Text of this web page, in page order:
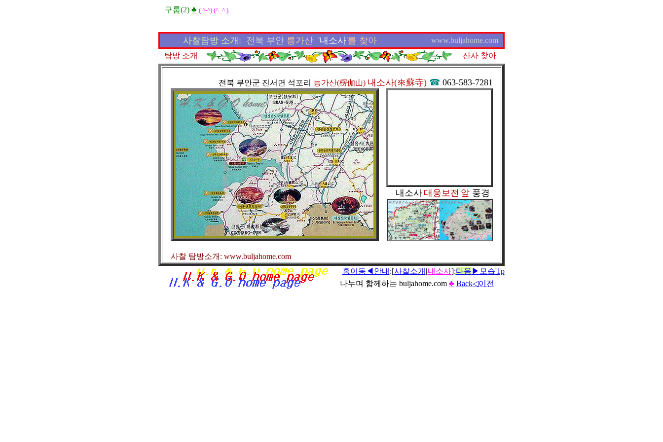
구룹(2) ♣ ( ^-^) (^_^ )
사찰탐방 소개: 전북 부안 릉가산 '내소사'를 찾아
www.buljahome.com
탐방 소개
산사 찾아
전북 부안군 진서면 석포리 능가산(楞伽山) 내소사(來蘇寺) ☎ 063-583-7281
내소사 대웅보전 앞 풍경
사찰 탐방소개: www.buljahome.com
홈이동◀안내 :[사찰소개 |내소사]:다음 ▶모습'1p
나누며 함께하는 buljahome.com ♣ Back◁이전